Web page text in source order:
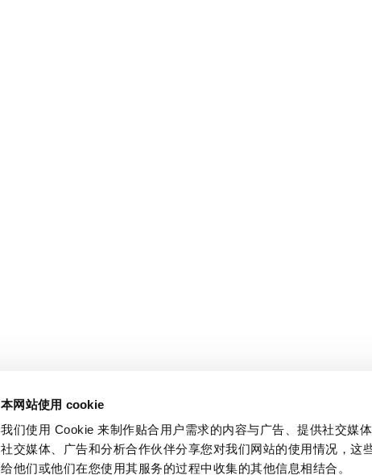
本网站使用 cookie
我们使用 Cookie 来制作贴合用户需求的内容与广告、提供社交媒
社交媒体、广告和分析合作伙伴分享您对我们网站的使用情况，这
给他们或他们在您使用其服务的过程中收集的其他信息相结合。